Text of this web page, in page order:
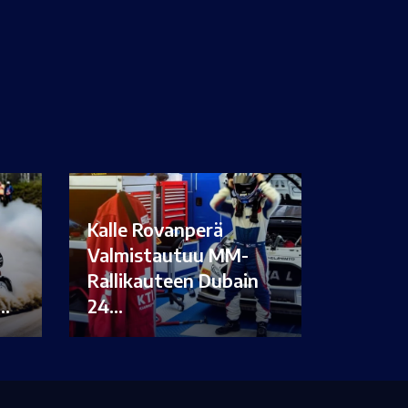
Kalle Rovanperä
Valmistautuu MM-
Rallikauteen Dubain
24…